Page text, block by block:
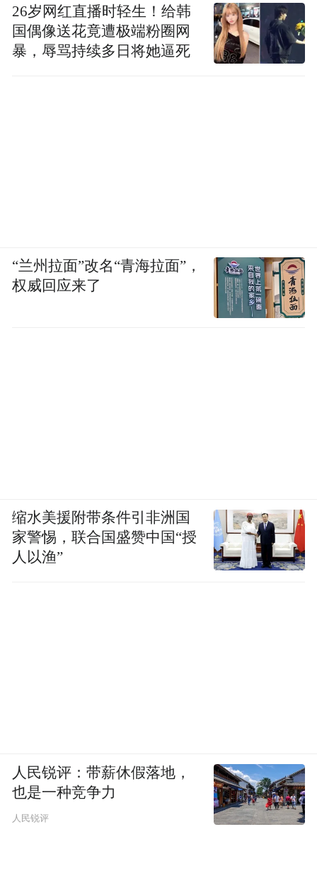
26岁网红直播时轻生！给韩
国偶像送花竟遭极端粉圈网
暴，辱骂持续多日将她逼死
“兰州拉面”改名“青海拉面”，
权威回应来了
缩水美援附带条件引非洲国
家警惕，联合国盛赞中国“授
人以渔”
人民锐评：带薪休假落地，
也是一种竞争力
人民锐评